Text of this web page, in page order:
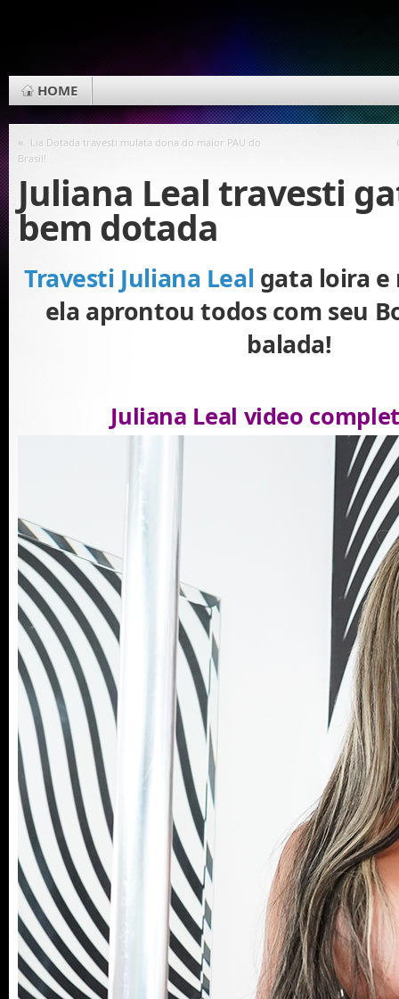
HOME
« Lia Dotada travesti mulata dona do maior PAU do
Brasil!
Juliana Leal travesti
bem dotada
Travesti Juliana Leal gata loira
ela aprontou todos com seu
balada!
Juliana Leal video